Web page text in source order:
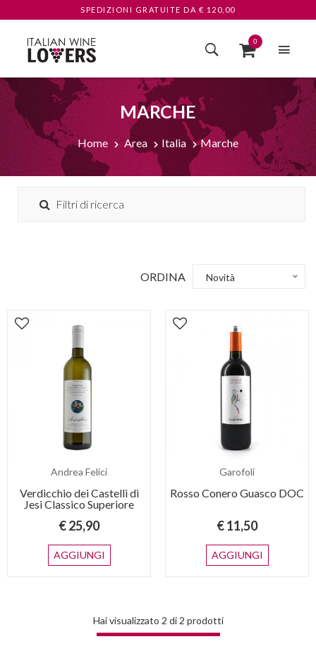
SPEDIZIONI GRATUITE DA € 120,00
0
MARCHE
Home Area Italia Marche
Filtri di ricerca
ORDINA Novità
Andrea Felici
Verdicchio dei Castelli di
Jesi Classico Superiore
€ 25,90
AGGIUNGI
Garofoli
Rosso Conero Guasco DOC
€ 11,50
AGGIUNGI
Hai visualizzato 2 di 2 prodotti